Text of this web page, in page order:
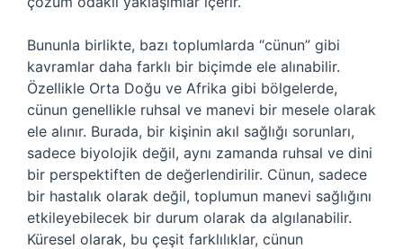
Bununla birlikte, bazı toplumlarda “cünun” gibi
kavramlar daha farklı bir biçimde ele alınabilir.
Özellikle Orta Doğu ve Afrika gibi bölgelerde,
cünun genellikle ruhsal ve manevi bir mesele olarak
ele alınır. Burada, bir kişinin akıl sağlığı sorunları,
sadece biyolojik değil, aynı zamanda ruhsal ve dini
bir perspektiften de değerlendirilir. Cünun, sadece
bir hastalık olarak değil, toplumun manevi sağlığını
etkileyebilecek bir durum olarak da algılanabilir.
Küresel olarak, bu çeşit farklılıklar, cünun